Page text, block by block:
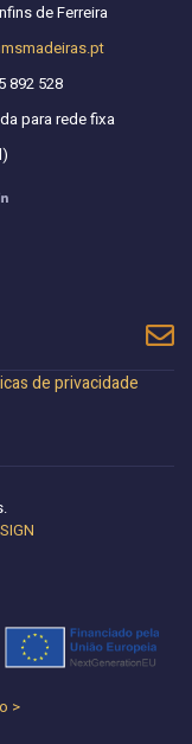
de Ferreira
892 528
para rede fixa
de privacidade
>